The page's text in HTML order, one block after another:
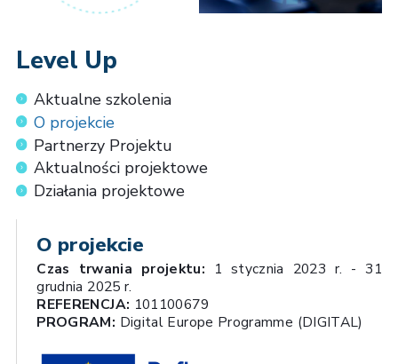
Level Up
Aktualne szkolenia
O projekcie
Partnerzy Projektu
Aktualności projektowe
Działania projektowe
O projekcie
Czas trwania projektu: 1 stycznia 2023 r. - 31
grudnia 2025 r.
REFERENCJA: 101100679
PROGRAM: Digital Europe Programme (DIGITAL)